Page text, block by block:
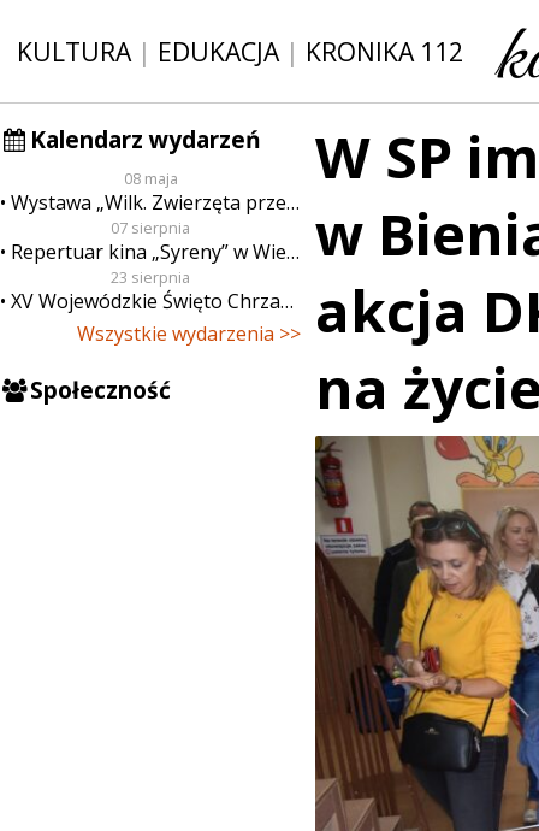
KULTURA| EDUKACJA| KRONIKA 112
Kalendarz wydarzeń
08 maja
Wystawa „Wilk. Zwierzęta przeklęte”
07 sierpnia
Repertuar kina „Syreny” w Wieluniu w dn. od 7 do 13 sierpnia
23 sierpnia
XV Wojewódzkie Święto Chrzanu
Wszystkie wydarzenia >>
Społeczność
W SP
w
akcja
na